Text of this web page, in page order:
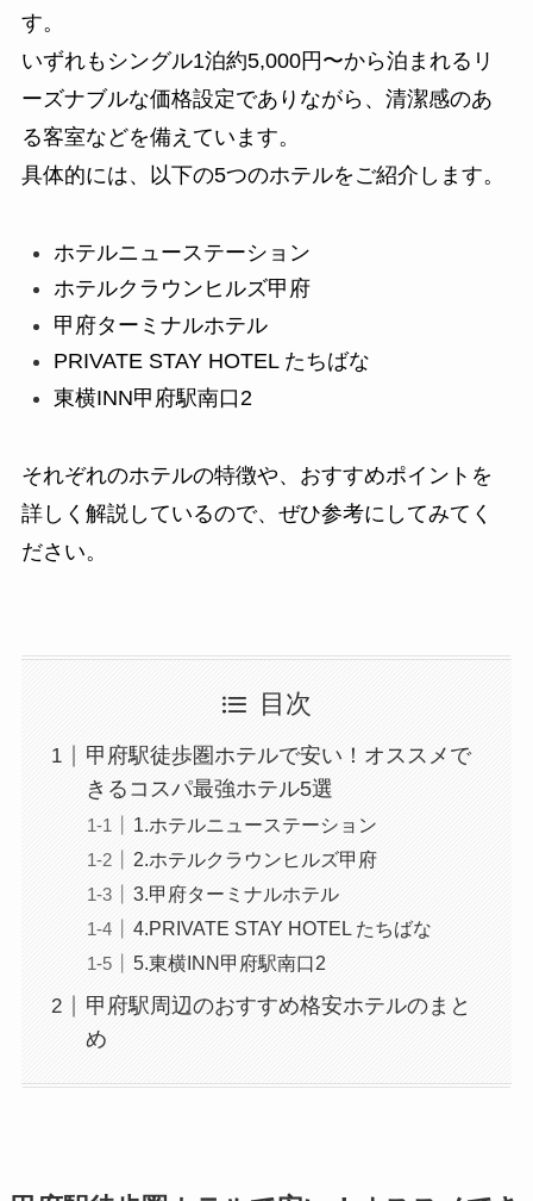
す。
いずれもシングル1泊約5,000円〜から泊まれるリ
ーズナブルな価格設定でありながら、清潔感のあ
る客室などを備えています。
具体的には、以下の5つのホテルをご紹介します。
ホテルニューステーション
ホテルクラウンヒルズ甲府
甲府ターミナルホテル
PRIVATE STAY HOTEL たちばな
東横INN甲府駅南口2
それぞれのホテルの特徴や、おすすめポイントを
詳しく解説しているので、ぜひ参考にしてみてく
ださい。
目次
甲府駅徒歩圏ホテルで安い！オススメで
きるコスパ最強ホテル5選
1.ホテルニューステーション
2.ホテルクラウンヒルズ甲府
3.甲府ターミナルホテル
4.PRIVATE STAY HOTEL たちばな
5.東横INN甲府駅南口2
甲府駅周辺のおすすめ格安ホテルのまと
め